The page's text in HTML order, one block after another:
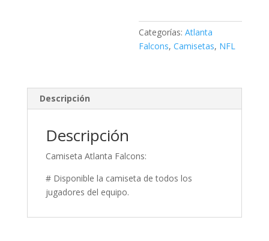
Categorías:Atlanta
Falcons,Camisetas, NFL
Descripción
Descripción
Camiseta Atlanta Falcons:
# Disponible la camiseta de todos los
jugadores del equipo.